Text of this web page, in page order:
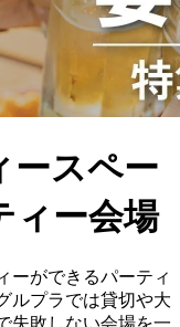
ースペー
ィー会場
ーができるパーティ
ルプラでは貸切や大
失敗しない会場を一